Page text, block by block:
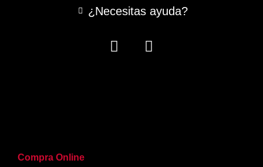
Compra Online
¿Necesitas ayuda?